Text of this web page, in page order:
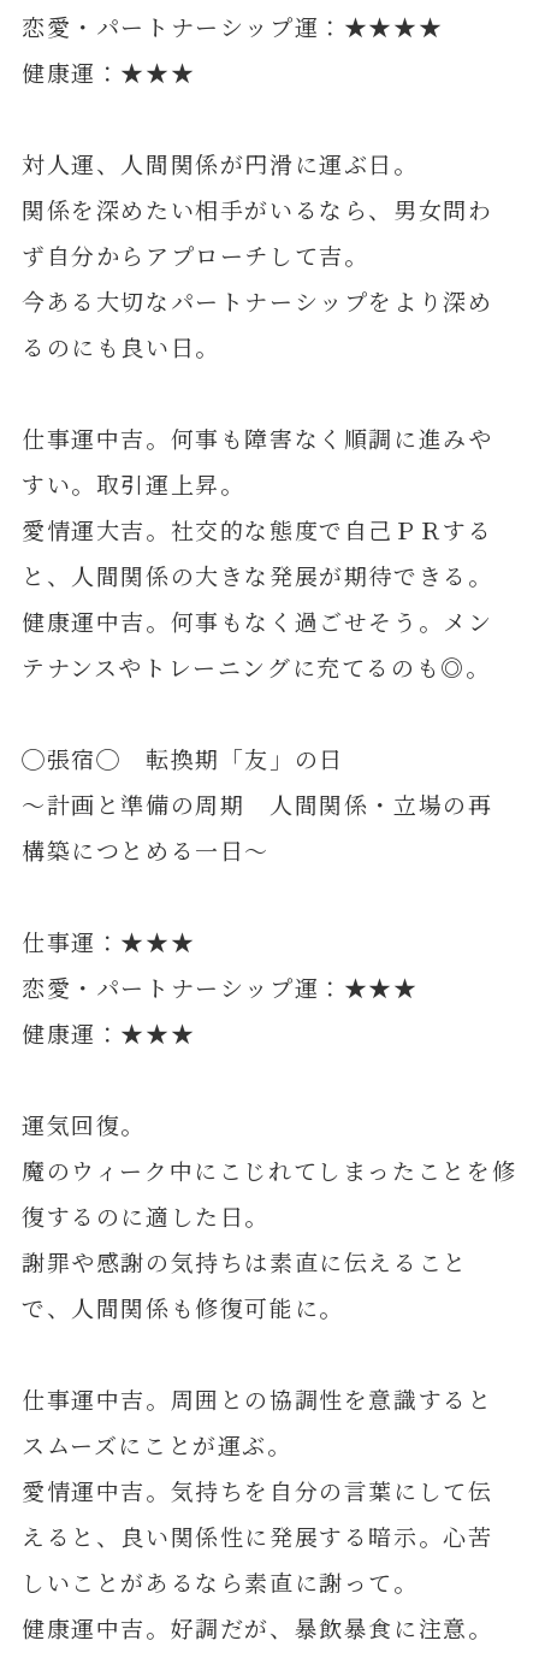
恋愛・パートナーシップ運：★★★★
健康運：★★★
対人運、人間関係が円滑に運ぶ日。
関係を深めたい相手がいるなら、男女問わ
ず自分からアプローチして吉。
今ある大切なパートナーシップをより深め
るのにも良い日。
仕事運中吉。何事も障害なく順調に進みや
すい。取引運上昇。
愛情運大吉。社交的な態度で自己ＰＲする
と、人間関係の大きな発展が期待できる。
健康運中吉。何事もなく過ごせそう。メン
テナンスやトレーニングに充てるのも◎。
◯張宿◯ 転換期「友」の日
～計画と準備の周期 人間関係・立場の再
構築につとめる一日～
仕事運：★★★
恋愛・パートナーシップ運：★★★
健康運：★★★
運気回復。
魔のウィーク中にこじれてしまったことを修
復するのに適した日。
謝罪や感謝の気持ちは素直に伝えること
で、人間関係も修復可能に。
仕事運中吉。周囲との協調性を意識すると
スムーズにことが運ぶ。
愛情運中吉。気持ちを自分の言葉にして伝
えると、良い関係性に発展する暗示。心苦
しいことがあるなら素直に謝って。
健康運中吉。好調だが、暴飲暴食に注意。